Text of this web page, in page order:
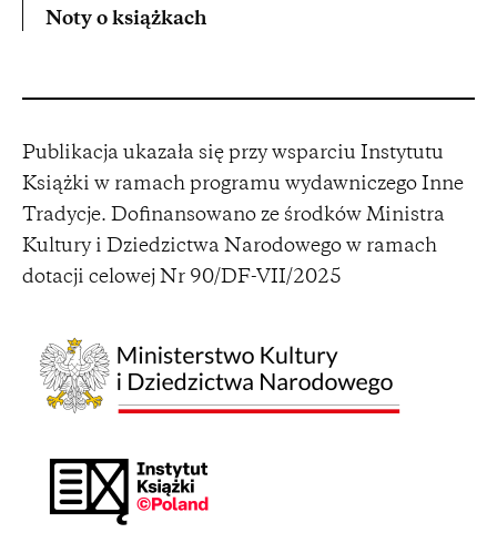
Noty o książkach
Publikacja ukazała się przy wsparciu Instytutu
Książki w ramach programu wydawniczego Inne
Tradycje. Dofinansowano ze środków Ministra
Kultury i Dziedzictwa Narodowego w ramach
dotacji celowej Nr 90/DF-VII/2025